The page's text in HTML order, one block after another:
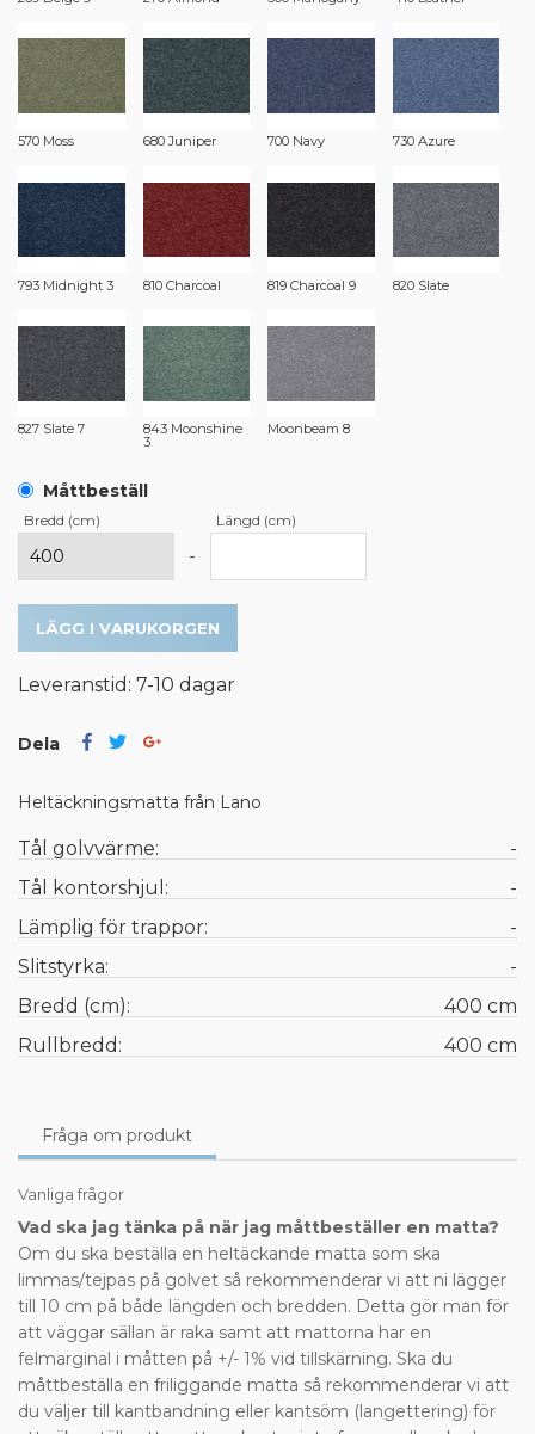
570 Moss 680 Juniper 700 Navy 730 Azure
793 Midnight 3 810 Charcoal 819 Charcoal 9 820 Slate
827 Slate 7 843 Moonshine
3
Moonbeam 8
Måttbeställ
Bredd (cm)
-
Längd (cm)
LÄGG I VARUKORGEN
Leveranstid: 7-10 dagar
Dela
Heltäckningsmatta från Lano
Tål golvvärme:
-
Tål kontorshjul:
-
Lämplig för trappor:
-
Slitstyrka:
-
Bredd (cm):
400 cm
Rullbredd:
400 cm
Fråga om produkt
Vanliga frågor
Vad ska jag tänka på när jag måttbeställer en matta?
Om du ska beställa en heltäckande matta som ska
limmas/tejpas på golvet så rekommenderar vi att ni lägger
till 10 cm på både längden och bredden. Detta gör man för
att väggar sällan är raka samt att mattorna har en
felmarginal i måtten på +/- 1% vid tillskärning. Ska du
måttbeställa en friliggande matta så rekommenderar vi att
du väljer till kantbandning eller kantsöm (langettering) för